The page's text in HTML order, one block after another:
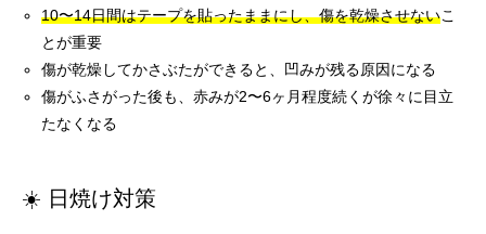
10〜14日間はテープを貼ったままにし、傷を乾燥させないこ
とが重要
傷が乾燥してかさぶたができると、凹みが残る原因になる
傷がふさがった後も、赤みが2〜6ヶ月程度続くが徐々に目立
たなくなる
☀️ 日焼け対策